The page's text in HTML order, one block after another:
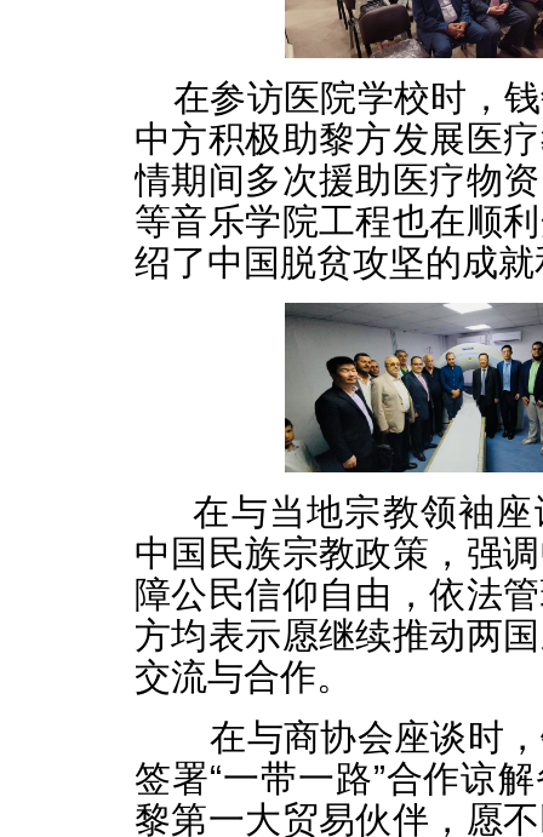
在参访医院学校时，
中方积极助黎方发展医
情期间多次援助医疗物
等音乐学院工程也在顺
绍了中国脱贫攻坚的成
在与当地宗教领袖
中国民族宗教政策，强
障公民信仰自由，依法
方均表示愿继续推动两
交流与合作。
在与商协会座谈时
签署“一带一路”合作谅
黎第一大贸易伙伴，愿